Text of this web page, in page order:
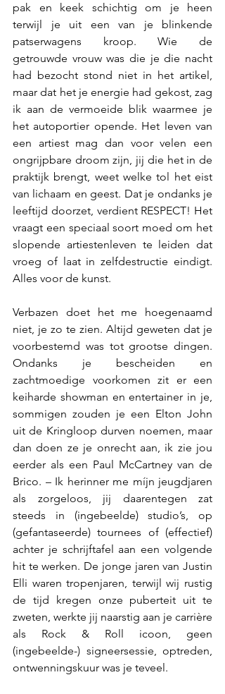
pak en keek schichtig om je heen
terwijl je uit een van je blinkende
patserwagens kroop. Wie de
getrouwde vrouw was die je die nacht
had bezocht stond niet in het artikel,
maar dat het je energie had gekost, zag
ik aan de vermoeide blik waarmee je
het autoportier opende. Het leven van
een artiest mag dan voor velen een
ongrijpbare droom zijn, jij die het in de
praktijk brengt, weet welke tol het eist
van lichaam en geest. Dat je ondanks je
leeftijd doorzet, verdient RESPECT! Het
vraagt een speciaal soort moed om het
slopende artiestenleven te leiden dat
vroeg of laat in zelfdestructie eindigt.
Alles voor de kunst.
Verbazen doet het me hoegenaamd
niet, je zo te zien. Altijd geweten dat je
voorbestemd was tot grootse dingen.
Ondanks je bescheiden en
zachtmoedige voorkomen zit er een
keiharde showman en entertainer in je,
sommigen zouden je een Elton John
uit de Kringloop durven noemen, maar
dan doen ze je onrecht aan, ik zie jou
eerder als een Paul McCartney van de
Brico. – Ik herinner me míjn jeugdjaren
als zorgeloos, jij daarentegen zat
steeds in (ingebeelde) studio’s, op
(gefantaseerde) tournees of (effectief)
achter je schrijftafel aan een volgende
hit te werken. De jonge jaren van Justin
Elli waren tropenjaren, terwijl wij rustig
de tijd kregen onze puberteit uit te
zweten, werkte jij naarstig aan je carrière
als Rock & Roll icoon, geen
(ingebeelde-) signeersessie, optreden,
ontwenningskuur was je teveel.